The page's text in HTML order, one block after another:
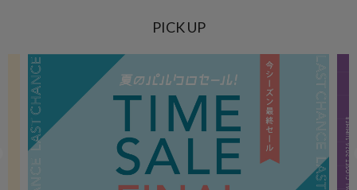
PICK UP